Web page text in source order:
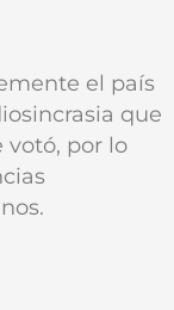
el país
que
votó, por lo